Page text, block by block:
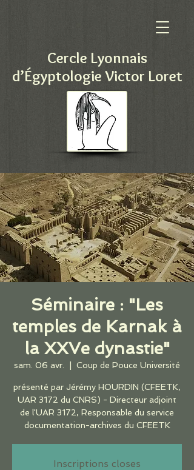
Cercle Lyonnais
d’Égyptologie Victor Loret
Séminaire : "Les
temples de Karnak à
la XXVe dynastie"
sam. 06 avr. Coup de Pouce Université
présenté par Jérémy HOURDIN (CFEETK,
UAR 3172 du CNRS) - Directeur adjoint
de l'UAR 3172, Responsable du service
documentation-archives du CFEETK
Inscriptions closes